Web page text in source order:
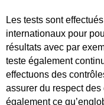
Les tests sont
internationaux pour
résultats avec par
teste également
effectuons des
assurer du respect
également ce